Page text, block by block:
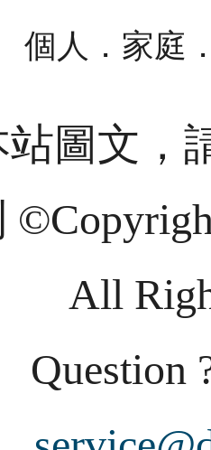
個人．家庭
圖文，
All
Question